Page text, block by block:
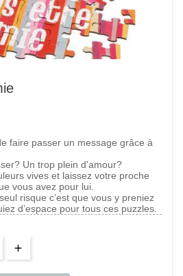
faire passer un message grâce à
Un trop plein d'amour?
vives et laissez votre proche
vous avez pour lui.
risque c’est que vous y preniez
d’espace pour tous ces puzzles.